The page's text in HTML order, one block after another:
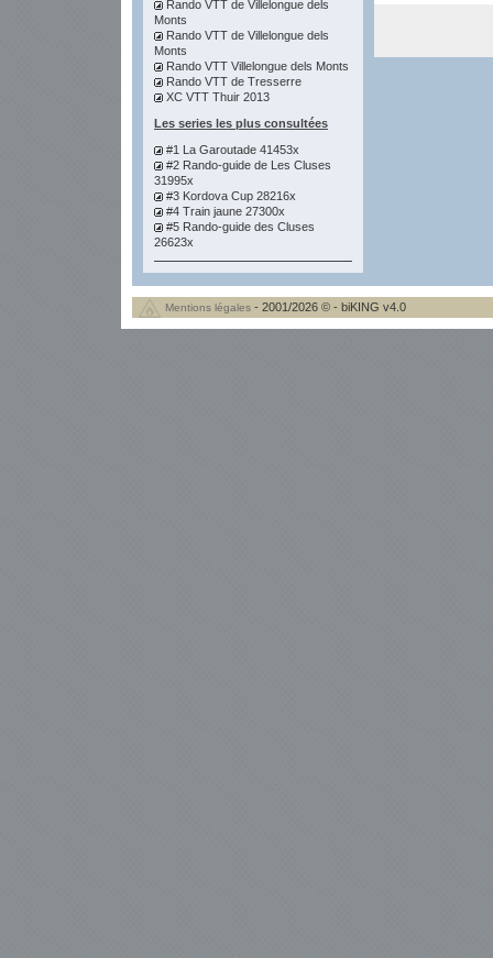
Rando VTT de Villelongue dels
Monts
Rando VTT de Villelongue dels
Monts
Rando VTT Villelongue dels Monts
Rando VTT de Tresserre
XC VTT Thuir 2013
Les series les plus consultées
#1 La Garoutade 41453x
#2 Rando-guide de Les Cluses
31995x
#3 Kordova Cup 28216x
#4 Train jaune 27300x
#5 Rando-guide des Cluses
26623x
Mentions légales - 2001/2026 © - biKING v4.0